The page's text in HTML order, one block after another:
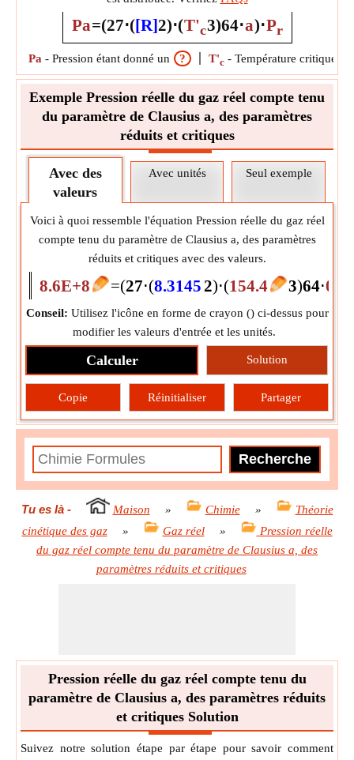
Pa=(27⋅([R]2)⋅(T'c3)64⋅a)⋅Pr
Pa - Pression étant donné un ? T'c - Température critique
Exemple Pression réelle du gaz réel compte tenu
du paramètre de Clausius a, des paramètres
réduits et critiques
Avec des
valeurs
Avec unités Seul exemple
Voici à quoi ressemble l'équation Pression réelle du gaz réel
compte tenu du paramètre de Clausius a, des paramètres
réduits et critiques avec des valeurs.
8.6E+8 =(27⋅(8.31452)⋅(154.4 3)64⋅0.1
Conseil: Utilisez l'icône en forme de crayon () ci-dessus pour
modifier les valeurs d'entrée et les unités.
Calculer Solution
Copie Réinitialiser Partager
Tu es là- Maison » Chimie »
Théorie
cinétique des gaz
» Gaz réel »
Pression réelle
du gaz réel compte tenu du paramètre de Clausius a, des
paramètres réduits et critiques
Pression réelle du gaz réel compte tenu du
paramètre de Clausius a, des paramètres réduits
et critiques Solution
Suivez notre solution étape par étape pour savoir comment